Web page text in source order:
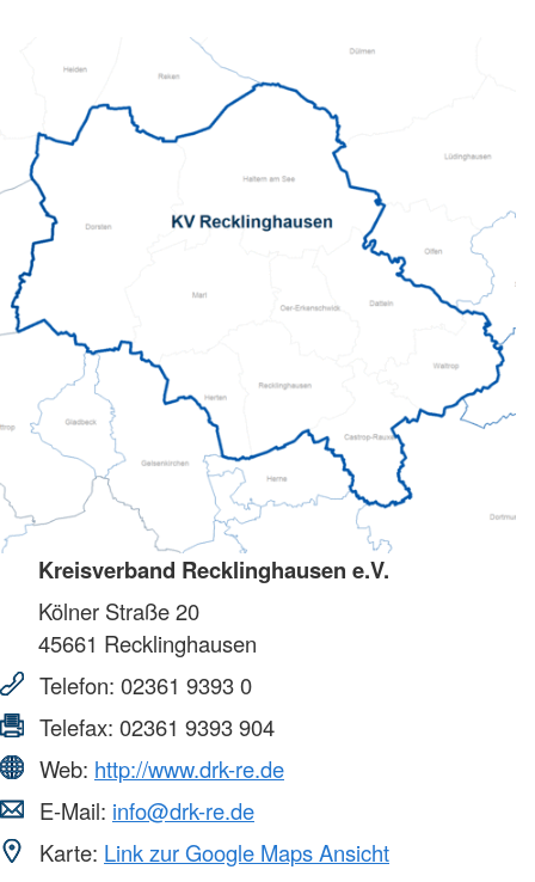
Kreisverband Recklinghausen e.V.
Kölner Straße 20
45661 Recklinghausen
Telefon: 02361 9393 0
Telefax: 02361 9393 904
Web: http://www.drk-re.de
E-Mail: info@drk-re.de
Karte: Link zur Google Maps Ansicht